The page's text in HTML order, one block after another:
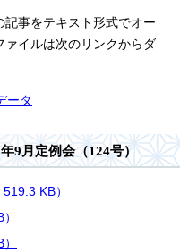
事をテキスト形式でオー
ァイルは次のリンクからダ
ータ
9月定例会（124号）
KB）